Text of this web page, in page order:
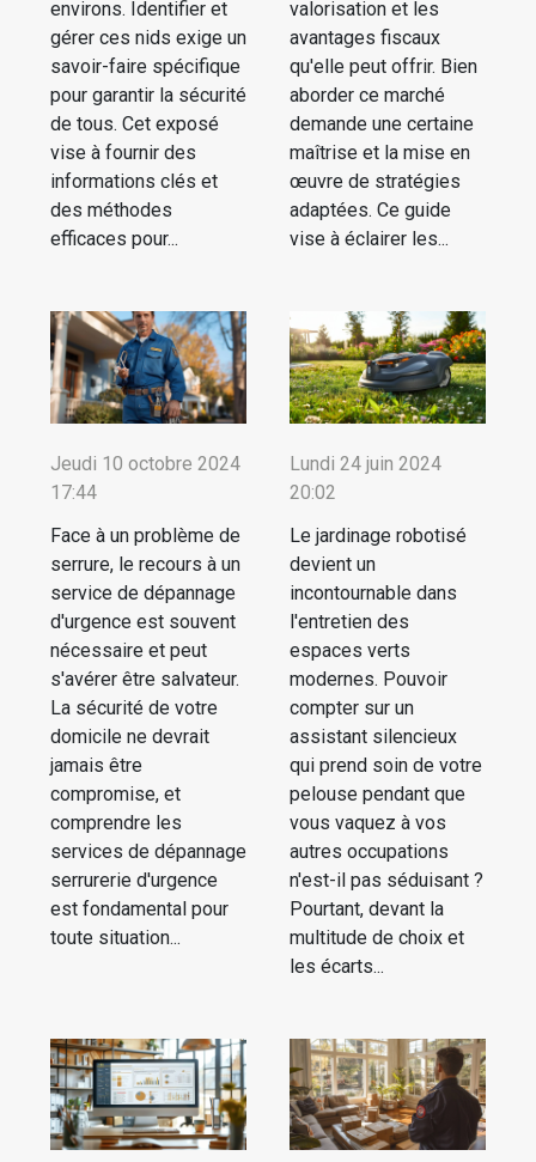
environs. Identifier et
gérer ces nids exige un
savoir-faire spécifique
pour garantir la sécurité
de tous. Cet exposé
vise à fournir des
informations clés et
des méthodes
efficaces pour...
valorisation et les
avantages fiscaux
qu'elle peut offrir. Bien
aborder ce marché
demande une certaine
maîtrise et la mise en
œuvre de stratégies
adaptées. Ce guide
vise à éclairer les...
Jeudi 10 octobre 2024
17:44
Face à un problème de
serrure, le recours à un
service de dépannage
d'urgence est souvent
nécessaire et peut
s'avérer être salvateur.
La sécurité de votre
domicile ne devrait
jamais être
compromise, et
comprendre les
services de dépannage
serrurerie d'urgence
est fondamental pour
toute situation...
Lundi 24 juin 2024
20:02
Le jardinage robotisé
devient un
incontournable dans
l'entretien des
espaces verts
modernes. Pouvoir
compter sur un
assistant silencieux
qui prend soin de votre
pelouse pendant que
vous vaquez à vos
autres occupations
n'est-il pas séduisant ?
Pourtant, devant la
multitude de choix et
les écarts...